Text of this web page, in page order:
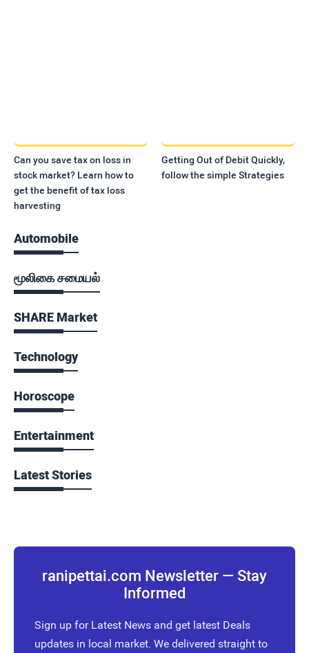
Can you save tax on loss in
stock market? Learn how to
get the benefit of tax loss
harvesting
Getting Out of Debit Quickly,
follow the simple Strategies
Automobile
மூலிகை சமையல்
SHARE Market
Technology
Horoscope
Entertainment
Latest Stories
ranipettai.com Newsletter — Stay
Informed
Sign up for Latest News and get latest Deals
updates in local market. We delivered straight to